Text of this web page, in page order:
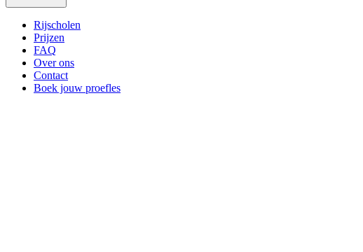
Rijscholen
Prijzen
FAQ
Over ons
Contact
Boek jouw proefles